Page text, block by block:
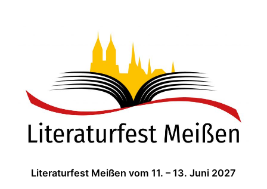
Literaturfest Meißen vom 11. – 13. Juni 2027